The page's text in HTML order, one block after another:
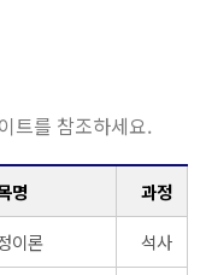
트를 참조하세요.
명
과정
이론
석사